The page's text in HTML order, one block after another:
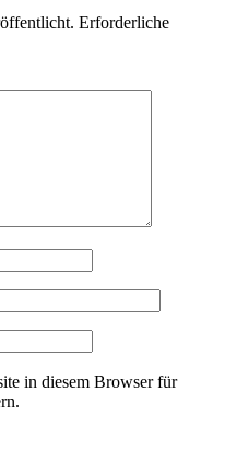
Erforderliche
in diesem Browser für